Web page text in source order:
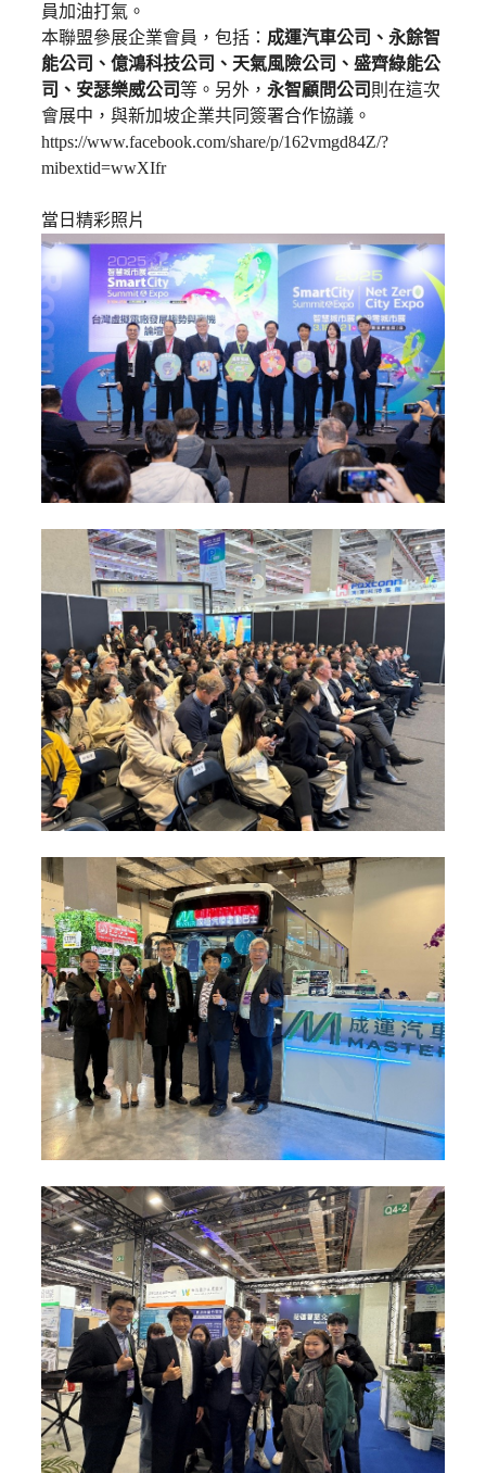
員加油打氣。
本聯盟參展企業會員，包括： 成運汽車公司、永餘智
能公司、億鴻科技公司、天氣風險公司、盛齊綠能公
司、安瑟樂威公司等。另外，永智顧問公司 則在這次
會展中，與新加坡企業共同簽署合作協議。
https://www.facebook.com/share/p/162vmgd84Z/?
mibextid=wwXIfr
當日精彩照片